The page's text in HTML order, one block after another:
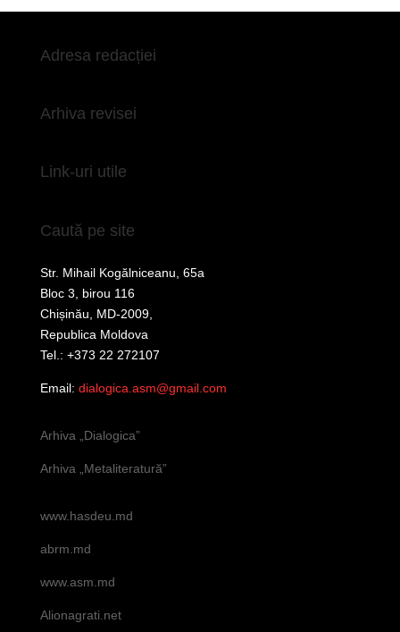
Adresa redacției
Arhiva revisei
Link-uri utile
Caută pe site
Str. Mihail Kogălniceanu, 65a
Bloc 3, birou 116
Chișinău, MD-2009,
Republica Moldova
Tel.: +373 22 272107
Email: dialogica.asm@gmail.com
Arhiva „Dialogica”
Arhiva „Metaliteratură”
www.hasdeu.md
abrm.md
www.asm.md
Alionagrati.net